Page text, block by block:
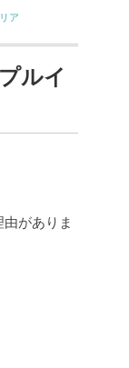
ア
ルイ
がありま